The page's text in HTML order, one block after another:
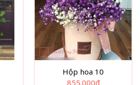
Hộp hoa 10
855.000₫